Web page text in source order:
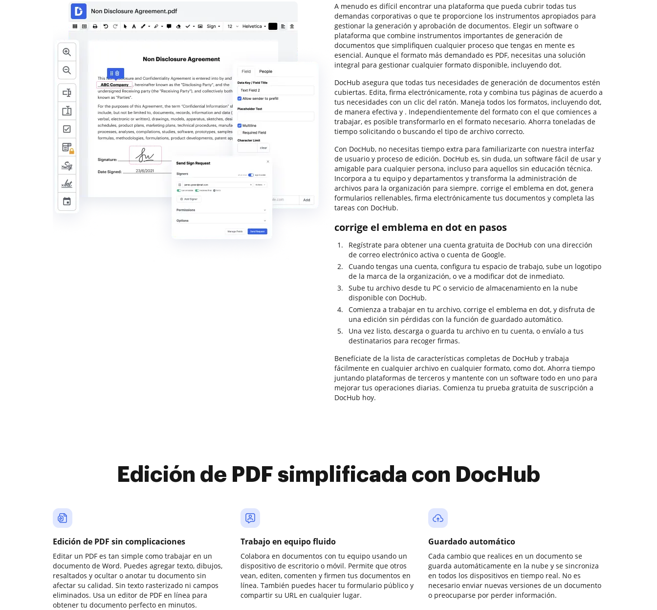
A menudo es difícil encontrar una plataforma que pueda cubrir todas tus
demandas corporativas o que te proporcione los instrumentos apropiados para
gestionar la generación y aprobación de documentos. Elegir un software o
plataforma que combine instrumentos importantes de generación de
documentos que simplifiquen cualquier proceso que tengas en mente es
esencial. Aunque el formato más demandado es PDF, necesitas una solución
integral para gestionar cualquier formato disponible, incluyendo dot.
DocHub asegura que todas tus necesidades de generación de documentos estén
cubiertas. Edita, firma electrónicamente, rota y combina tus páginas de acuerdo a
tus necesidades con un clic del ratón. Maneja todos los formatos, incluyendo dot,
de manera efectiva y . Independientemente del formato con el que comiences a
trabajar, es posible transformarlo en el formato necesario. Ahorra toneladas de
tiempo solicitando o buscando el tipo de archivo correcto.
Con DocHub, no necesitas tiempo extra para familiarizarte con nuestra interfaz
de usuario y proceso de edición. DocHub es, sin duda, un software fácil de usar y
amigable para cualquier persona, incluso para aquellos sin educación técnica.
Incorpora a tu equipo y departamentos y transforma la administración de
archivos para la organización para siempre. corrige el emblema en dot, genera
formularios rellenables, firma electrónicamente tus documentos y completa las
tareas con DocHub.
corrige el emblema en dot en pasos
Regístrate para obtener una cuenta gratuita de DocHub con una dirección
de correo electrónico activa o cuenta de Google.
Cuando tengas una cuenta, configura tu espacio de trabajo, sube un logotipo
de la marca de la organización, o ve a modificar dot de inmediato.
Sube tu archivo desde tu PC o servicio de almacenamiento en la nube
disponible con DocHub.
Comienza a trabajar en tu archivo, corrige el emblema en dot, y disfruta de
una edición sin pérdidas con la función de guardado automático.
Una vez listo, descarga o guarda tu archivo en tu cuenta, o envíalo a tus
destinatarios para recoger firmas.
Benefíciate de la lista de características completas de DocHub y trabaja
fácilmente en cualquier archivo en cualquier formato, como dot. Ahorra tiempo
juntando plataformas de terceros y mantente con un software todo en uno para
mejorar tus operaciones diarias. Comienza tu prueba gratuita de suscripción a
DocHub hoy.
Edición de PDF simplificada con DocHub
Edición de PDF sin complicaciones
Editar un PDF es tan simple como trabajar en un
documento de Word. Puedes agregar texto, dibujos,
resaltados y ocultar o anotar tu documento sin
afectar su calidad. Sin texto rasterizado ni campos
eliminados. Usa un editor de PDF en línea para
obtener tu documento perfecto en minutos.
Trabajo en equipo fluido
Colabora en documentos con tu equipo usando un
dispositivo de escritorio o móvil. Permite que otros
vean, editen, comenten y firmen tus documentos en
línea. También puedes hacer tu formulario público y
compartir su URL en cualquier lugar.
Guardado automático
Cada cambio que realices en un documento se
guarda automáticamente en la nube y se sincroniza
en todos los dispositivos en tiempo real. No es
necesario enviar nuevas versiones de un documento
o preocuparse por perder información.